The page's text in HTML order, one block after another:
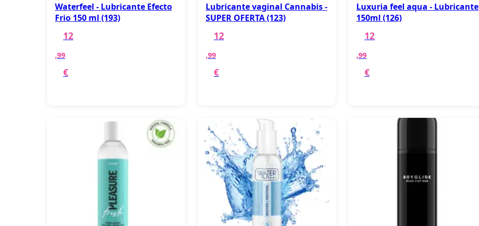
Waterfeel - Lubricante Efecto
Frio 150 ml (193)
12
,99
€
Lubricante vaginal Cannabis -
SUPER OFERTA (123)
12
,99
€
Luxuria feel aqua - Lubricante
150ml (126)
12
,99
€